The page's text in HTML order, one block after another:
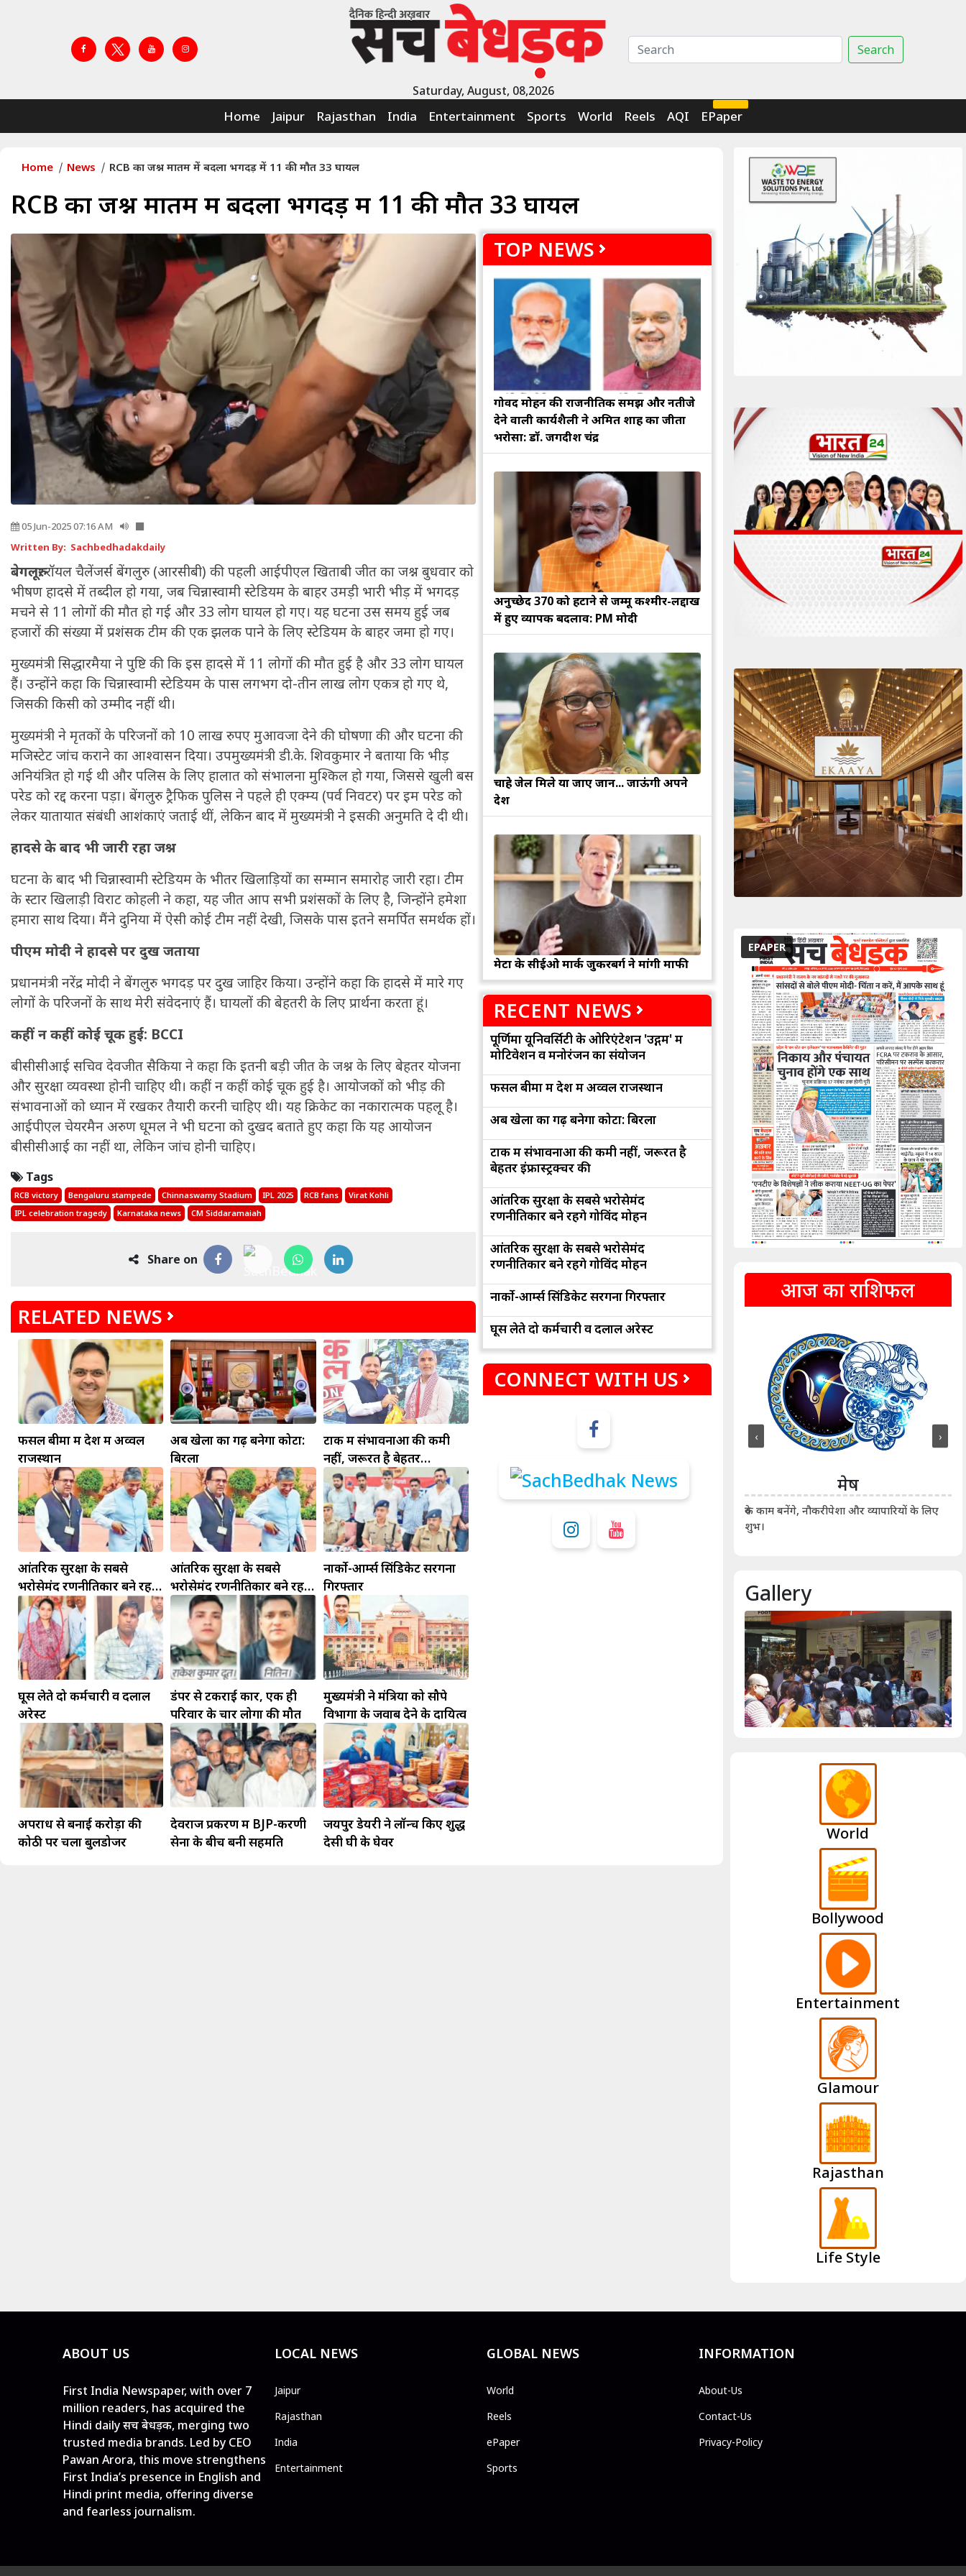
Saturday, August, 08,2026
Search
Home Jaipur Rajasthan India Entertainment Sports World Reels AQI EPaper
Home News RCB का जश्न मातम में बदला भगदड़ में 11 की मौत 33 घायल
RCB का जश्न मातम में बदला भगदड़ में 11 की मौत 33 घायल
05 Jun-2025 07:16 AM
Written By: Sachbedhadakdaily
बेगलूरु:रॉयल चैलेंजर्स बेंगलुरु (आरसीबी) की पहली आईपीएल खिताबी जीत का जश्न बुधवार को
भीषण हादसे में तब्दील हो गया, जब चिन्नास्वामी स्टेडियम के बाहर उमड़ी भारी भीड़ में भगदड़
मचने से 11 लोगों की मौत हो गई और 33 लोग घायल हो गए। यह घटना उस समय हुई जब
हजारों की संख्या में प्रशंसक टीम की एक झलक पाने के लिए स्टेडियम के बाहर जमा हो गए।
मुख्यमंत्री सिद्धारमैया ने पुष्टि की कि इस हादसे में 11 लोगों की मौत हुई है और 33 लोग घायल
हैं। उन्होंने कहा कि चिन्नास्वामी स्टेडियम के पास लगभग दो-तीन लाख लोग एकत्र हो गए थे,
जिसकी किसी को उम्मीद नहीं थी।
मुख्यमंत्री ने मृतकों के परिजनों को 10 लाख रुपए मुआवजा देने की घोषणा की और घटना की
मजिस्टेट जांच कराने का आश्वासन दिया। उपमुख्यमंत्री डी.के. शिवकुमार ने बताया कि भीड़
अनियंत्रित हो गई थी और पलिस के लिए हालात को संभालना मुश्किल हो गया, जिससे खुली बस
परेड को रद्द करना पड़ा। बेंगलुरु ट्रैफिक पुलिस ने पहले ही एक्म्य (पर्व निवटर) पर इम परेड को
लेकर यातायात संबंधी आशंकाएं जताई थीं, लेकिन बाद में मुख्यमंत्री ने इसकी अनुमति दे दी थी।
हादसे के बाद भी जारी रहा जश्न
घटना के बाद भी चिन्नास्वामी स्टेडियम के भीतर खिलाड़ियों का सम्मान समारोह जारी रहा। टीम
के स्टार खिलाड़ी विराट कोहली ने कहा, यह जीत आप सभी प्रशंसकों के लिए है, जिन्होंने हमेशा
हमारा साथ दिया। मैंने दुनिया में ऐसी कोई टीम नहीं देखी, जिसके पास इतने समर्पित समर्थक हों।
पीएम मोदी ने हादसे पर दुख जताया
प्रधानमंत्री नरेंद्र मोदी ने बेंगलुरु भगदड़ पर दुख जाहिर किया। उन्होंने कहा कि हादसे में मारे गए
लोगों के परिजनों के साथ मेरी संवेदनाएं हैं। घायलों की बेहतरी के लिए प्रार्थना करता हूं।
कहीं न कहीं कोई चूक हुई: BCCI
बीसीसीआई सचिव देवजीत सैकिया ने कहा कि इतनी बड़ी जीत के जश्न के लिए बेहतर योजना
और सुरक्षा व्यवस्था होनी चाहिए थी। कहीं न कहीं कोई चूक हुई है। आयोजकों को भीड़ की
संभावनाओं को ध्यान में रखकर तैयारी करनी चाहिए थी। यह क्रिकेट का नकारात्मक पहलू है।
आईपीएल चेयरमैन अरुण धूमल ने भी घटना को दुखद बताते हुए कहा कि यह आयोजन
बीसीसीआई का नहीं था, लेकिन जांच होनी चाहिए।
Tags
RCB victory Bengaluru stampede Chinnaswamy Stadium IPL 2025 RCB fans
Virat Kohli
IPL celebration tragedy
Karnataka news CM Siddaramaiah
Share on
RELATED NEWS
फसल बीमा में देश में अव्वल
राजस्थान
अब खेलों का गढ़ बनेगा कोटा:
बिरला
टोंक में संभावनाओं की कमी
नहीं, जरूरत है बेहतर
इंफ्रास्ट्रक्चर की
आंतरिक सुरक्षा के सबसे
भरोसेमंद रणनीतिकार बने रहेंगे
गोविंद मोहन
आंतरिक सुरक्षा के सबसे
भरोसेमंद रणनीतिकार बने रहेंगे
गोविंद मोहन
नार्को-आर्म्स सिंडिकेट सरगना
गिरफ्तार
घूस लेते दो कर्मचारी व दलाल
अरेस्ट
डंपर से टकराई कार, एक ही
परिवार के चार लोगों की मौत
मुख्यमंत्री ने मंत्रियों को सौपे
विभागों के जवाब देने के दायित्व
अपराध से बनाई करोड़ों की
कोठी पर चला बुलडोजर
देवराज प्रकरण में BJP-करणी
सेना के बीच बनी सहमति
जयपुर डेयरी ने लॉन्च किए शुद्ध
देसी घी के घेवर
TOP NEWS
गोविंद मोहन की राजनीतिक समझ और नतीजे
देने वाली कार्यशैली ने अमित शाह का जीता
भरोसा: डॉ. जगदीश चंद्र
अनुच्छेद 370 को हटाने से जम्मू कश्मीर-लद्दाख
में हुए व्यापक बदलाव: PM मोदी
चाहे जेल मिले या जाए जान... जाऊंगी अपने
देश
मेटा के सीईओ मार्क जुकरबर्ग ने मांगी माफी
RECENT NEWS
पूर्णिमा यूनिवर्सिटी के ओरिएंटेशन 'उद्गम' में
मोटिवेशन व मनोरंजन का संयोजन
फसल बीमा में देश में अव्वल राजस्थान
अब खेलों का गढ़ बनेगा कोटा: बिरला
टोंक में संभावनाओं की कमी नहीं, जरूरत है
बेहतर इंफ्रास्ट्रक्चर की
आंतरिक सुरक्षा के सबसे भरोसेमंद
रणनीतिकार बने रहेंगे गोविंद मोहन
आंतरिक सुरक्षा के सबसे भरोसेमंद
रणनीतिकार बने रहेंगे गोविंद मोहन
नार्को-आर्म्स सिंडिकेट सरगना गिरफ्तार
घूस लेते दो कर्मचारी व दलाल अरेस्ट
CONNECT WITH US
EPAPER
आज का राशिफल
धनु
बड़ी डील हाथ लग सकती
मकर
सुखद पलों की प्राप्ति होगी। फिजूल के खर्चे बढ़ेंगे,
सुख सुविधाओं में इजाफा होगा।
कुंभ
धनलाभ के अवसरों में वृद्धि के साथ अपनी योजनाओं
पर काम करते रहे।
संभलकर रहे, जल्दबाजी नहीं दिखाए। कानूनी वाद-
विवादों से बचे।
मेष
रुके काम बनेंगे, नौकरीपेशा और व्यापारियों के लिए
शुभ।
‹ ›
Gallery
World
Bollywood
Entertainment
Glamour
Rajasthan
Life Style
ABOUT US
First India Newspaper, with over 7
million readers, has acquired the
Hindi daily सच बेधड़क, merging two
trusted media brands. Led by CEO
Pawan Arora, this move strengthens
First India’s presence in English and
Hindi print media, offering diverse
and fearless journalism.
LOCAL NEWS
Jaipur
Rajasthan
India
Entertainment
GLOBAL NEWS
World
Reels
ePaper
Sports
INFORMATION
About-Us
Contact-Us
Privacy-Policy